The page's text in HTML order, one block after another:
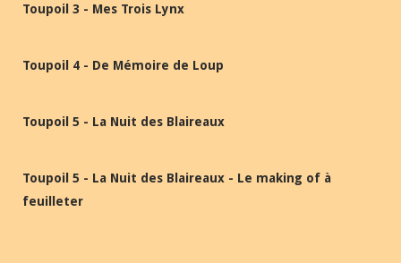
Toupoil 3 - Mes Trois Lynx
Toupoil 4 - De Mémoire de Loup
Toupoil 5 - La Nuit des Blaireaux
Toupoil 5 - La Nuit des Blaireaux - Le making of à
feuilleter